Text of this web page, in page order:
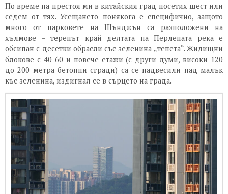
По време на престоя ми в китайския град посетих шест или
седем от тях. Усещането понякога е специфично, защото
много от парковете на Шънджън са разположени на
хълмове – теренът край делтата на Перлената река е
обсипан с десетки обрасли със зеленина „тепета“. Жилищни
блокове с 40-60 и повече етажи (с други думи, високи 120
до 200 метра бетонни сгради) са се надвесили над малък
къс зеленина, издигнал се в сърцето на града.